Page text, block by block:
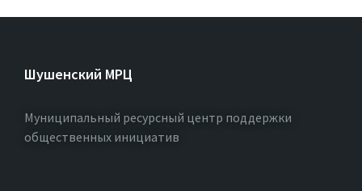
Шушенский МРЦ
Муниципальный ресурсный центр поддержки
общественных инициатив